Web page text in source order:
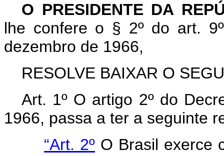
O PRESIDENTE DA
lhe confere o § 2º do art.
dezembro de 1966,
RESOLVE BAIXAR O
Art. 1º O artigo 2º do
1966, passa a ter a seguinte
“Art. 2º O Brasil exerce